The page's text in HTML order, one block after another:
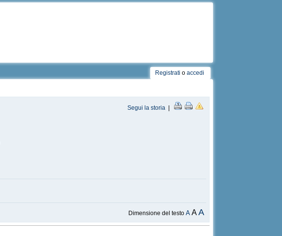
Registrati o accedi
Segui la storia |
Dimensione del testoA AA